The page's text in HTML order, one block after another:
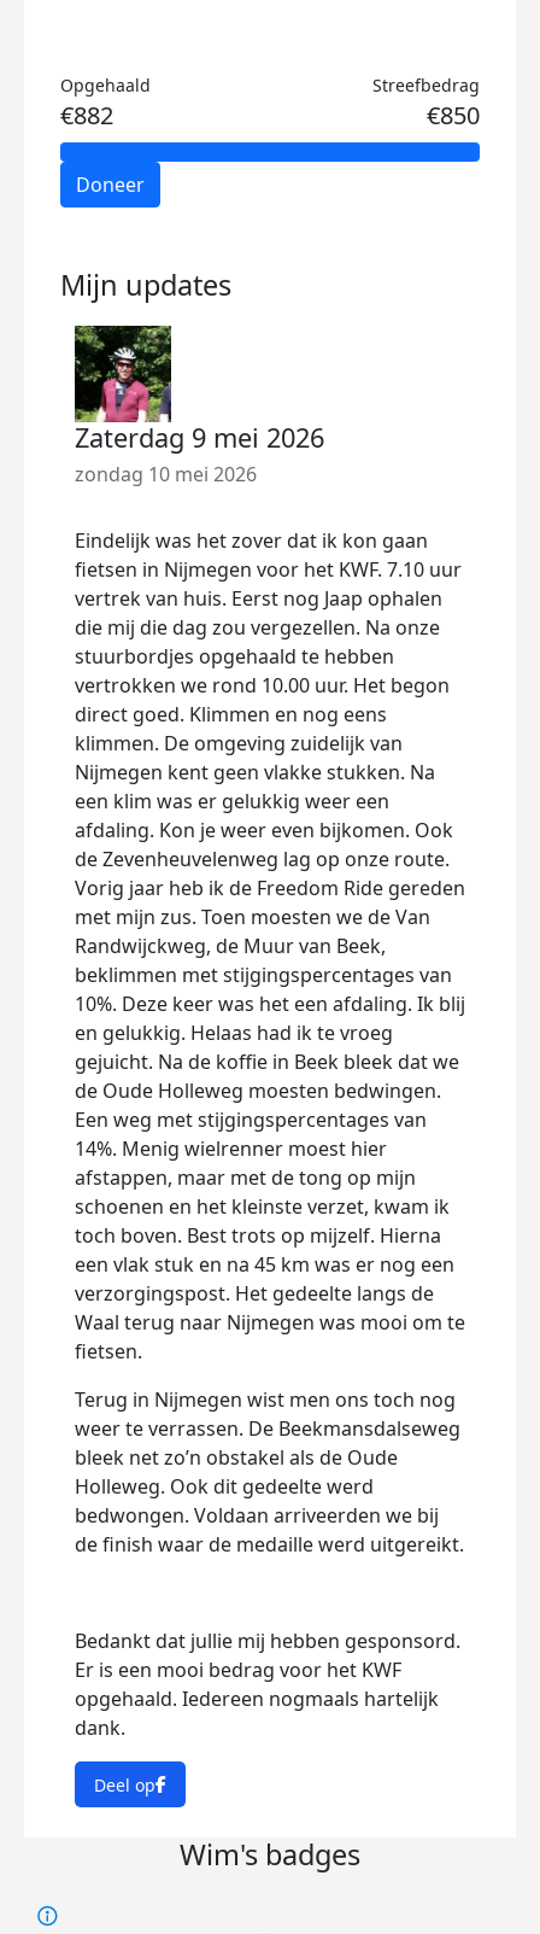
Opgehaald
€882
Streefbedrag
€850
Doneer
Mijn updates
Zaterdag 9 mei 2026
zondag 10 mei 2026
Eindelijk was het zover dat ik kon gaan
fietsen in Nijmegen voor het KWF. 7.10 uur
vertrek van huis. Eerst nog Jaap ophalen
die mij die dag zou vergezellen. Na onze
stuurbordjes opgehaald te hebben
vertrokken we rond 10.00 uur. Het begon
direct goed. Klimmen en nog eens
klimmen. De omgeving zuidelijk van
Nijmegen kent geen vlakke stukken. Na
een klim was er gelukkig weer een
afdaling. Kon je weer even bijkomen. Ook
de Zevenheuvelenweg lag op onze route.
Vorig jaar heb ik de Freedom Ride gereden
met mijn zus. Toen moesten we de Van
Randwijckweg, de Muur van Beek,
beklimmen met stijgingspercentages van
10%. Deze keer was het een afdaling. Ik blij
en gelukkig. Helaas had ik te vroeg
gejuicht. Na de koffie in Beek bleek dat we
de Oude Holleweg moesten bedwingen.
Een weg met stijgingspercentages van
14%. Menig wielrenner moest hier
afstappen, maar met de tong op mijn
schoenen en het kleinste verzet, kwam ik
toch boven. Best trots op mijzelf. Hierna
een vlak stuk en na 45 km was er nog een
verzorgingspost. Het gedeelte langs de
Waal terug naar Nijmegen was mooi om te
fietsen.
Terug in Nijmegen wist men ons toch nog
weer te verrassen. De Beekmansdalseweg
bleek net zo’n obstakel als de Oude
Holleweg. Ook dit gedeelte werd
bedwongen. Voldaan arriveerden we bij
de finish waar de medaille werd uitgereikt.
Bedankt dat jullie mij hebben gesponsord.
Er is een mooi bedrag voor het KWF
opgehaald. Iedereen nogmaals hartelijk
dank.
Deel op
Wim's badges